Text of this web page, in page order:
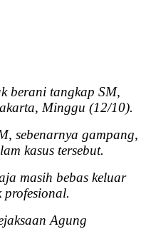
berani tangkap SM,
Minggu (12/10).
sebenarnya gampang,
kasus tersebut.
masih bebas keluar
profesional.
Agung